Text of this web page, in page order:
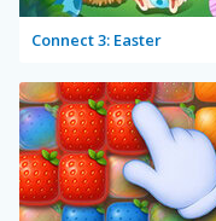
Connect 3: Easter